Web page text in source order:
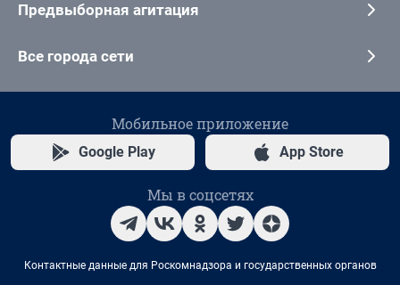
Предвыборная агитация
Все города сети
Мобильное приложение
Google Play App Store
Мы в соцсетях
Контактные данные для Роскомнадзора и государственных органов